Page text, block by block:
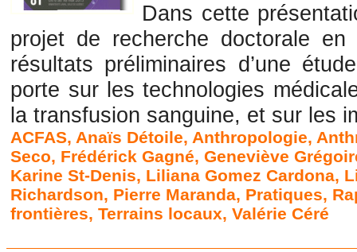
Dans cette
projet de recherche doctorale en
résultats préliminaires d’une
porte sur les technologies
la transfusion sanguine, et sur les
ACFAS, Anaïs Détoile, Anthropologie,
Seco, Frédérick Gagné,Geneviève
Karine St-Denis, Liliana Gomez Cardona,
Richardson, Pierre Maranda, Pratiques,
frontières,Terrains locaux,Valérie Céré